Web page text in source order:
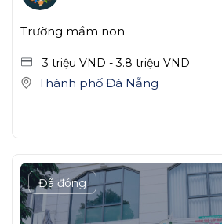
Trường mầm non
3 triệu VND -3.8 triệu VND
Thành phố Đà Nẵng
Đã đóng